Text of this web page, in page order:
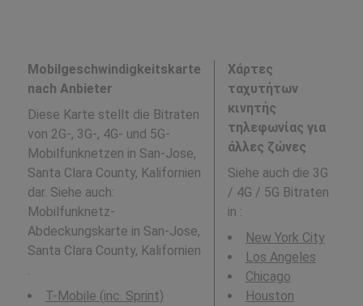
Mobilgeschwindigkeitskarte
nach Anbieter
Diese Karte stellt die Bitraten
von 2G-, 3G-, 4G- und 5G-
Mobilfunknetzen in San-Jose,
Santa Clara County, Kalifornien
dar. Siehe auch:
Mobilfunknetz-
Abdeckungskarte in San-Jose,
Santa Clara County, Kalifornien
.
T-Mobile (inc. Sprint)
Χάρτες
ταχυτήτων
κινητής
τηλεφωνίας για
άλλες ζώνες
Siehe auch die 3G
/ 4G / 5G Bitraten
in :
New York City
Los Angeles
Chicago
Houston